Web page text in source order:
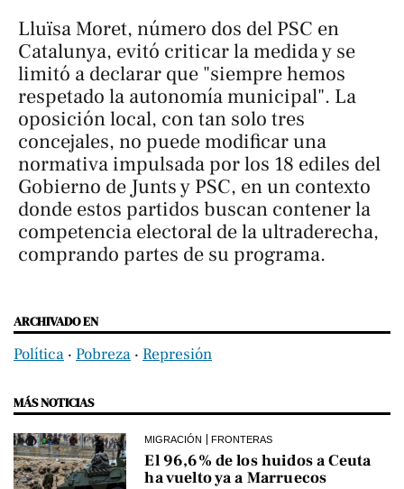
Lluïsa Moret, número dos del PSC en
Catalunya, evitó criticar la medida y se
limitó a declarar que "siempre hemos
respetado la autonomía municipal". La
oposición local, con tan solo tres
concejales, no puede modificar una
normativa impulsada por los 18 ediles del
Gobierno de Junts y PSC, en un contexto
donde estos partidos buscan contener la
competencia electoral de la ultraderecha,
comprando partes de su programa.
ARCHIVADO EN
Política ‧ Pobreza ‧ Represión
MÁS NOTICIAS
MIGRACIÓN FRONTERAS
El 96,6% de los huidos a Ceuta
ha vuelto ya a Marruecos